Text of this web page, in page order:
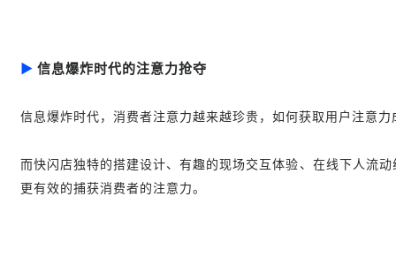
▶ 信息爆炸时代的注意力抢夺
信息爆炸时代，消费者注意力越来越珍贵，如何获取用户注意
而快闪店独特的搭建设计、有趣的现场交互体验、在线下人流
更有效的捕获消费者的注意力。